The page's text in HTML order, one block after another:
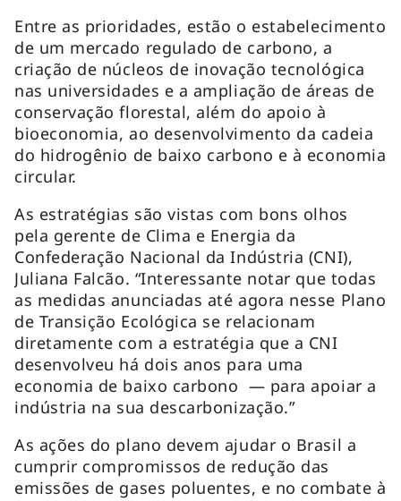
Entre as prioridades, estão o estabelecimento
de um mercado regulado de carbono, a
criação de núcleos de inovação tecnológica
nas universidades e a ampliação de áreas de
conservação florestal, além do apoio à
bioeconomia, ao desenvolvimento da cadeia
do hidrogênio de baixo carbono e à economia
circular.
As estratégias são vistas com bons olhos
pela gerente de Clima e Energia da
Confederação Nacional da Indústria (CNI),
Juliana Falcão. “Interessante notar que todas
as medidas anunciadas até agora nesse Plano
de Transição Ecológica se relacionam
diretamente com a estratégia que a CNI
desenvolveu há dois anos para uma
economia de baixo carbono — para apoiar a
indústria na sua descarbonização.”
As ações do plano devem ajudar o Brasil a
cumprir compromissos de redução das
emissões de gases poluentes, e no combate à